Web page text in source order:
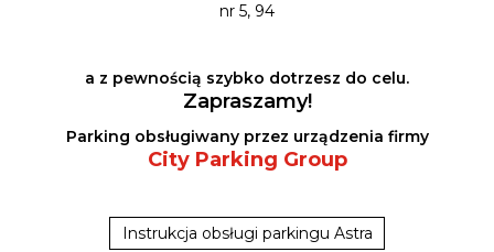
nr 5, 94
a z pewnością szybko dotrzesz do celu.
Zapraszamy!
Parking obsługiwany przez urządzenia firmy
City Parking Group
Instrukcja obsługi parkingu Astra